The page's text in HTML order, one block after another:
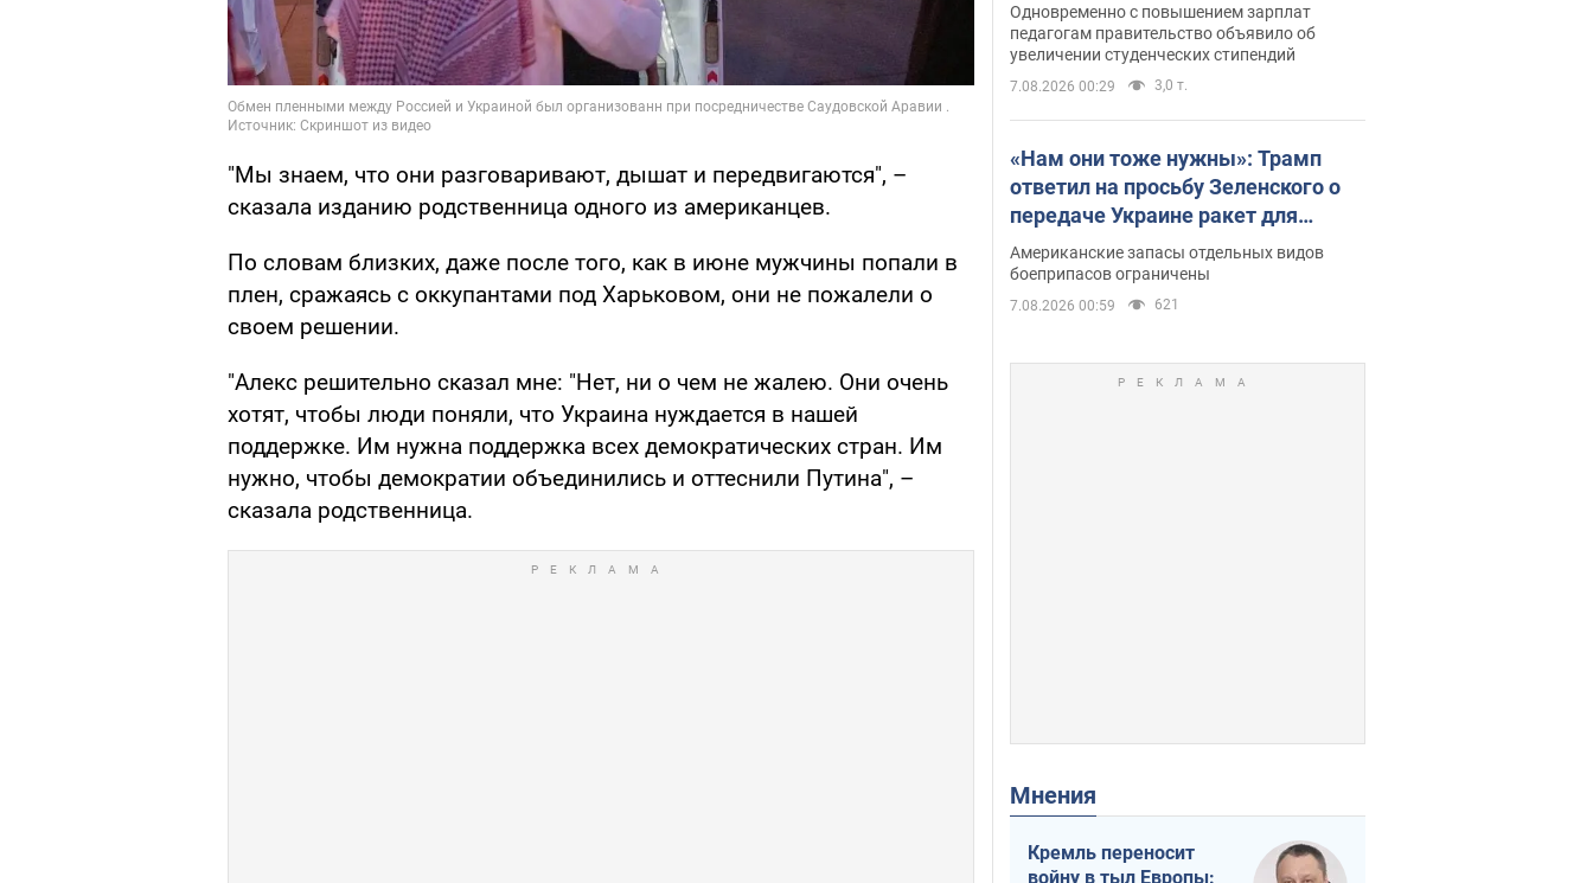
"Мы знаем, что они разговаривают, дышат и передвигаются", –
сказала изданию родственница одного из американцев.
По словам близких, даже после того, как в июне мужчины попали в
плен, сражаясь с оккупантами под Харьковом, они не пожалели о
своем решении.
"Алекс решительно сказал мне: "Нет, ни о чем не жалею. Они очень
хотят, чтобы люди поняли, что Украина нуждается в нашей
поддержке. Им нужна поддержка всех демократических стран. Им
нужно, чтобы демократии объединились и оттеснили Путина", –
сказала родственница.
Одновременно с повышением зарплат
педагогам правительство объявило об
увеличении студенческих стипендий
7.08.2026 00:29 3,0 т.
«Нам они тоже нужны»: Трамп
ответил на просьбу Зеленского о
передаче Украине ракет для
Patriot
Американские запасы отдельных видов
боеприпасов ограничены
7.08.2026 00:59 621
Мнения
Кремль переносит
войну в тыл Европы: